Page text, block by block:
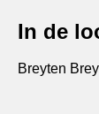
In de
Breyten